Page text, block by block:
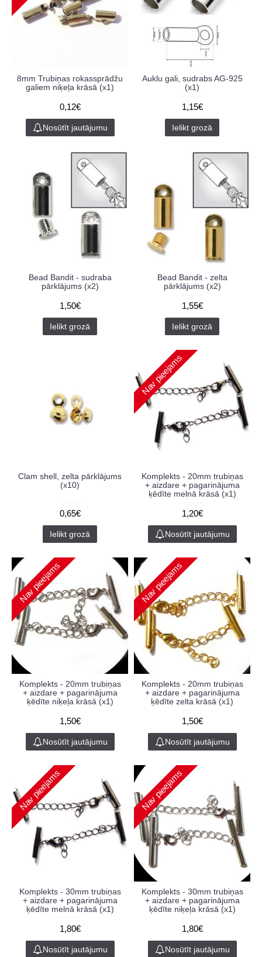
8mm Trubiņas rokassprādžu
galiem niķeļa krāsā (x1)
0,12€
Nosūtīt jautājumu
Auklu gali, sudrabs AG-925
(x1)
1,15€
Ielikt grozā
Bead Bandit - sudraba
pārklājums (x2)
1,50€
Ielikt grozā
Bead Bandit - zelta
pārklājums (x2)
1,55€
Ielikt grozā
Clam shell, zelta pārklājums
(x10)
0,65€
Ielikt grozā
Nav pieejams
Komplekts - 20mm trubiņas
+ aizdare + pagarinājuma
ķēdīte melnā krāsā (x1)
1,20€
Nosūtīt jautājumu
Nav pieejams
Komplekts - 20mm trubiņas
+ aizdare + pagarinājuma
ķēdīte niķeļa krāsā (x1)
1,50€
Nosūtīt jautājumu
Nav pieejams
Komplekts - 20mm trubiņas
+ aizdare + pagarinājuma
ķēdīte zelta krāsā (x1)
1,50€
Nosūtīt jautājumu
Nav pieejams
Komplekts - 30mm trubiņas
+ aizdare + pagarinājuma
ķēdīte melnā krāsā (x1)
1,80€
Nosūtīt jautājumu
Nav pieejams
Komplekts - 30mm trubiņas
+ aizdare + pagarinājuma
ķēdīte niķeļa krāsā (x1)
1,80€
Nosūtīt jautājumu